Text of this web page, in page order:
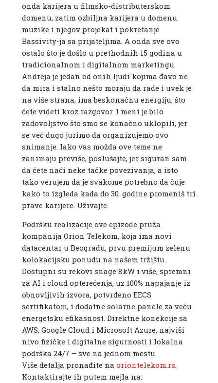
onda karijera u filmsko-distributerskom
domenu, zatim ozbiljna karijera u domenu
muzike i njegov projekat i pokretanje
Bassivity-ja sa prijateljima. A onda sve ovo
ostalo što je došlo u prethodnih 15 godina u
tradicionalnom i digitalnom marketingu.
Andreja je jedan od onih ljudi kojima đavo ne
da mira i stalno nešto moraju da rade i uvek je
na više strana, ima beskonačnu energiju, što
ćete videti kroz razgovor. I meni je bilo
zadovoljstvo što smo se konačno uklopili, jer
se već dugo jurimo da organizujemo ovo
snimanje. Iako vas možda ove teme ne
zanimaju previše, poslušajte, jer siguran sam
da ćete naći neke tačke povezivanja, a isto
tako verujem da je svakome potrebno da čuje
kako to izgleda kada do 30. godine promeniš tri
prave karijere. Uživajte.
Podršku realizacije ove epizode pruža
kompanija Orion Telekom, koja ima novi
datacentar u Beogradu, prvu premijum zelenu
kolokacijsku ponudu na našem tržištu.
Dostupni su rekovi snage 8kW i više, spremni
za AI i cloud opterećenja, uz 100% napajanje iz
obnovljivih izvora, potvrđeno EECS
sertifikatom, i dodatne solarne panele za veću
energetsku efikasnost. Direktne konekcije sa
AWS, Google Cloud i Microsoft Azure, najviši
nivo fizičke i digitalne sigurnosti i lokalna
podrška 24/7 – sve na jednom mestu.
Više detalja pronađite na oriontelekom.rs.
Kontaktirajte ih putem mejla na: